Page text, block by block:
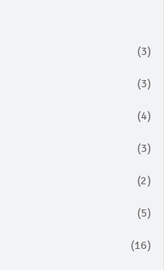
(3)
(3)
(4)
(3)
(2)
(5)
(16)